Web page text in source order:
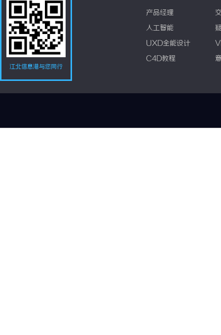
江北信息港与您同行
产品经理
人工智能
UXD全能设计
C4D教程